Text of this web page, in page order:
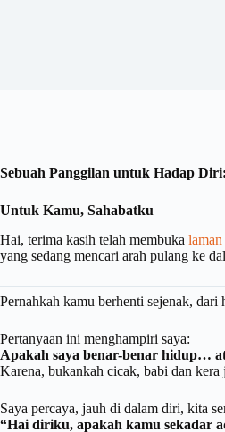
Sebuah Panggilan untuk Hadap
Untuk Kamu, Sahabatku
Hai, terima kasih telah membuka laman
yang sedang mencari arah pulang ke
Pernahkah kamu berhenti sejenak,
Pertanyaan ini menghampiri saya:
Apakah saya benar-benar hidup…
Karena, bukankah cicak, babi dan
Saya percaya, jauh di dalam diri, kita
“Hai diriku, apakah kamu sekadar